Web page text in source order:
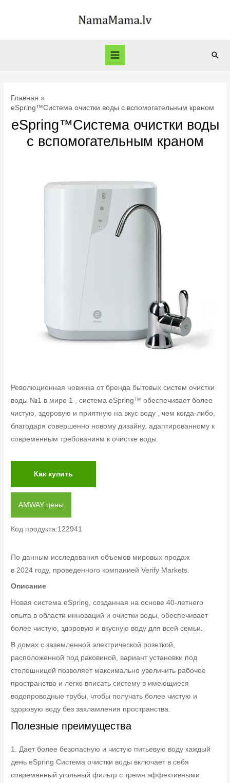
Main
Главная
eSpring™Система очистки воды с вспомогательным краном
eSpring™Система очистки воды
с вспомогательным краном
Революционная новинка от бренда бытовых систем очистки
воды №1 в мире 1 , система eSpring™ обеспечивает более
чистую, здоровую и приятную на вкус воду , чем когда-либо,
благодаря совершенно новому дизайну, адаптированному к
современным требованиям к очистке воды.
Как купить
AMWAY цены
Код продукта:122941
По данным исследования объемов мировых продаж
в 2024 году, проведенного компанией Verify Markets.
Описание
Новая система eSpring, созданная на основе 40-летнего
опыта в области инноваций и очистки воды, обеспечивает
более чистую, здоровую и вкусную воду для всей семьи.
В домах с заземленной электрической розеткой,
расположенной под раковиной, вариант установки под
столешницей позволяет максимально увеличить рабочее
пространство и легко вписать систему в имеющиеся
водопроводные трубы, чтобы получать более чистую и
здоровую воду без захламления пространства.
Полезные преимущества
1. Дает более безопасную и чистую питьевую воду каждый
день eSpring Система очистки воды включает в себя
современный угольный фильтр с тремя эффективными